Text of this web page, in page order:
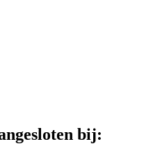
bij: